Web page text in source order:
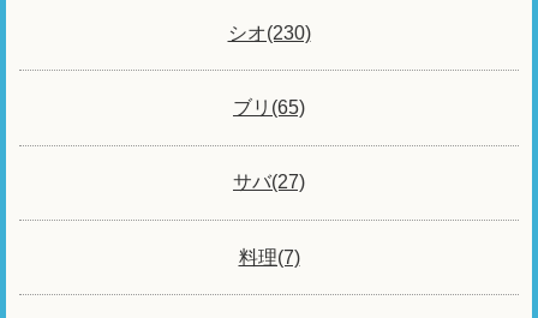
シオ(230)
ブリ(65)
サバ(27)
料理(7)